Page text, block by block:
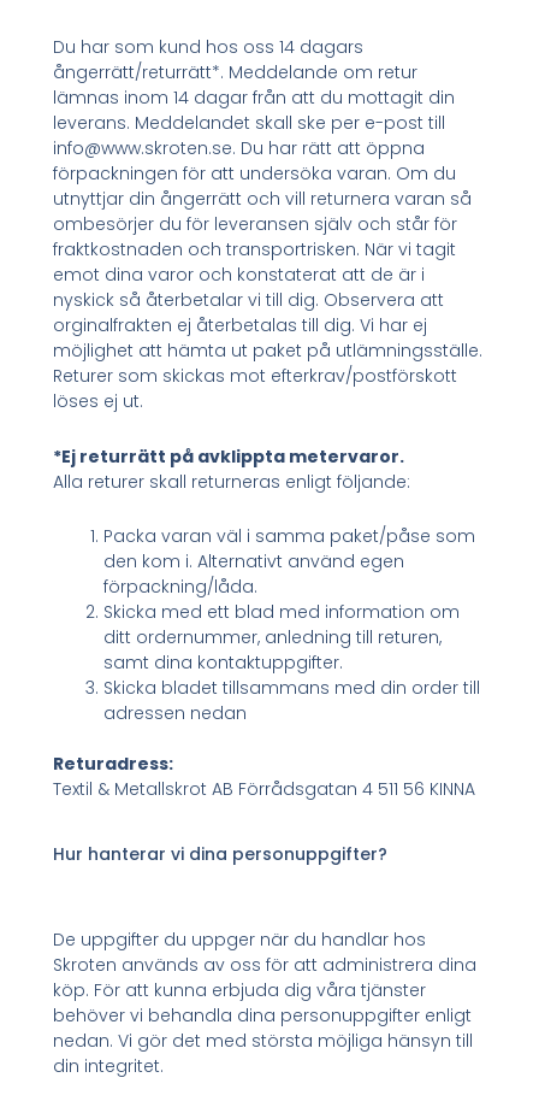
Du har som kund hos oss 14 dagars
ångerrätt/returrätt*. Meddelande om retur
lämnas inom 14 dagar från att du mottagit din
leverans. Meddelandet skall ske per e-post till
info@www.skroten.se. Du har rätt att öppna
förpackningen för att undersöka varan. Om du
utnyttjar din ångerrätt och vill returnera varan så
ombesörjer du för leveransen själv och står för
fraktkostnaden och transportrisken. När vi tagit
emot dina varor och konstaterat att de är i
nyskick så återbetalar vi till dig. Observera att
orginalfrakten ej återbetalas till dig. Vi har ej
möjlighet att hämta ut paket på utlämningsställe.
Returer som skickas mot efterkrav/postförskott
löses ej ut.
*Ej returrätt på avklippta metervaror.
Alla returer skall returneras enligt följande:
Packa varan väl i samma paket/påse som
den kom i. Alternativt använd egen
förpackning/låda.
Skicka med ett blad med information om
ditt ordernummer, anledning till returen,
samt dina kontaktuppgifter.
Skicka bladet tillsammans med din order till
adressen nedan
Returadress:
Textil & Metallskrot AB Förrådsgatan 4 511 56 KINNA
Hur hanterar vi dina personuppgifter?
De uppgifter du uppger när du handlar hos
Skroten används av oss för att administrera dina
köp. För att kunna erbjuda dig våra tjänster
behöver vi behandla dina personuppgifter enligt
nedan. Vi gör det med största möjliga hänsyn till
din integritet.